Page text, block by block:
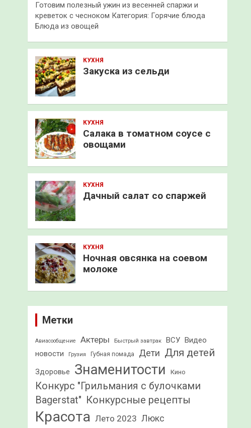
Готовим полезный ужин из весенней спаржи и
креветок с чесноком Категория: Горячие блюда
Блюда из овощей
КУХНЯ
Закуска из сельди
КУХНЯ
Салака в томатном соусе с
овощами
КУХНЯ
Дачный салат со спаржей
КУХНЯ
Ночная овсянка на соевом
молоке
Метки
Авиасообщение Актеры Быстрый завтрак ВСУ Видео
новости
Грузия Губная помада Дети Для детей
Здоровье Знаменитости Кино
Конкурс "Грильмания с булочками
Bagerstat" Конкурсные рецепты
Красота Лето 2023 Люкс